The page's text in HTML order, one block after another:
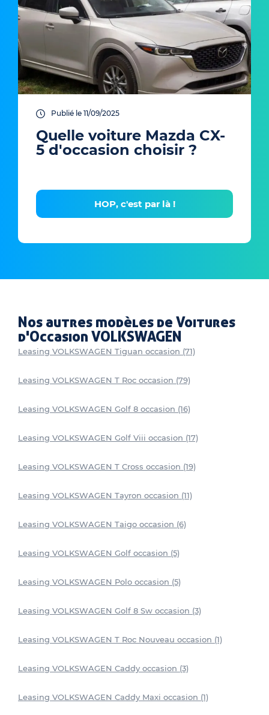
Publié le 11/09/2025
Quelle voiture Mazda CX-
5 d'occasion choisir ?
HOP, c'est par là !
Nos autres modèles de Voitures
d'Occasion VOLKSWAGEN
Leasing VOLKSWAGEN Tiguan occasion (71)
Leasing VOLKSWAGEN T Roc occasion (79)
Leasing VOLKSWAGEN Golf 8 occasion (16)
Leasing VOLKSWAGEN Golf Viii occasion (17)
Leasing VOLKSWAGEN T Cross occasion (19)
Leasing VOLKSWAGEN Tayron occasion (11)
Leasing VOLKSWAGEN Taigo occasion (6)
Leasing VOLKSWAGEN Golf occasion (5)
Leasing VOLKSWAGEN Polo occasion (5)
Leasing VOLKSWAGEN Golf 8 Sw occasion (3)
Leasing VOLKSWAGEN T Roc Nouveau occasion (1)
Leasing VOLKSWAGEN Caddy occasion (3)
Leasing VOLKSWAGEN Caddy Maxi occasion (1)